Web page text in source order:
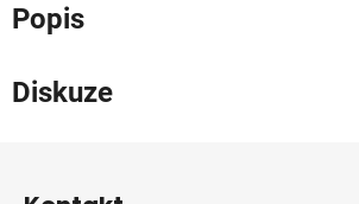
Popis
Diskuze